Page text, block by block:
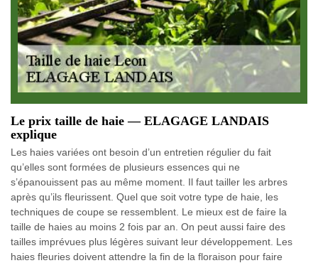
Le prix taille de haie — ELAGAGE LANDAIS
explique
Les haies variées ont besoin d’un entretien régulier du fait
qu’elles sont formées de plusieurs essences qui ne
s’épanouissent pas au même moment. Il faut tailler les arbres
après qu’ils fleurissent. Quel que soit votre type de haie, les
techniques de coupe se ressemblent. Le mieux est de faire la
taille de haies au moins 2 fois par an. On peut aussi faire des
tailles imprévues plus légères suivant leur développement. Les
haies fleuries doivent attendre la fin de la floraison pour faire